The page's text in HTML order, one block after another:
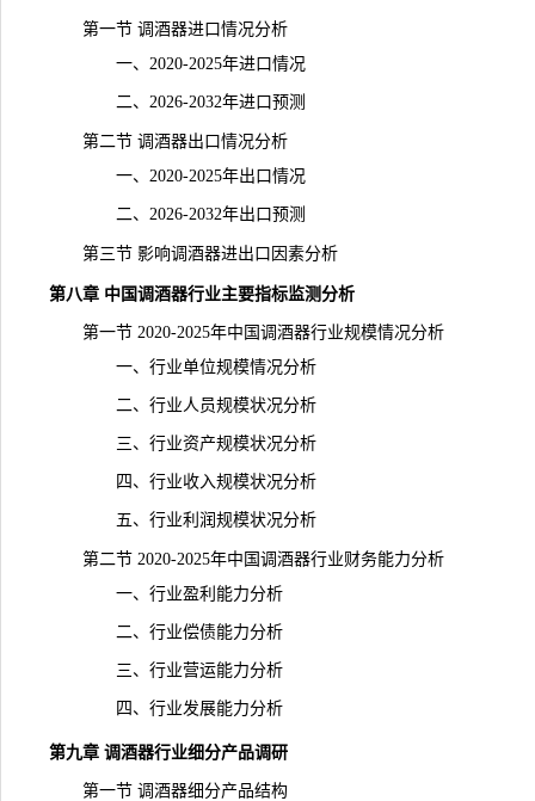
第一节 调酒器进口情况分析
一、2020-2025年进口情况
二、2026-2032年进口预测
第二节 调酒器出口情况分析
一、2020-2025年出口情况
二、2026-2032年出口预测
第三节 影响调酒器进出口因素分析
第八章 中国调酒器行业主要指标监测分析
第一节 2020-2025年中国调酒器行业规模情况分析
一、行业单位规模情况分析
二、行业人员规模状况分析
三、行业资产规模状况分析
四、行业收入规模状况分析
五、行业利润规模状况分析
第二节 2020-2025年中国调酒器行业财务能力分析
一、行业盈利能力分析
二、行业偿债能力分析
三、行业营运能力分析
四、行业发展能力分析
第九章 调酒器行业细分产品调研
第一节 调酒器细分产品结构